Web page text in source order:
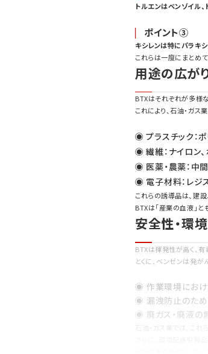
トルエンはベンゾイル
ポイント③
キシレンは特にパラキ
これらは一度にまとめ
用途の広が
BTXはそれぞれが多様
これにより、石油・ガス
◉ プラスチック：ポ
◉ 繊維：ナイロン
◉ 医薬・農薬：中
◉ 電子材料：レジ
これらの誘導品は、建
BTXは「産業の血液」と
安全性・環
BTXは揮発性が高く、
とくに、ベンゼンは発
◉ 作業環境にお
◉ 漏洩防止のため
◉ 廃ガス・廃液の